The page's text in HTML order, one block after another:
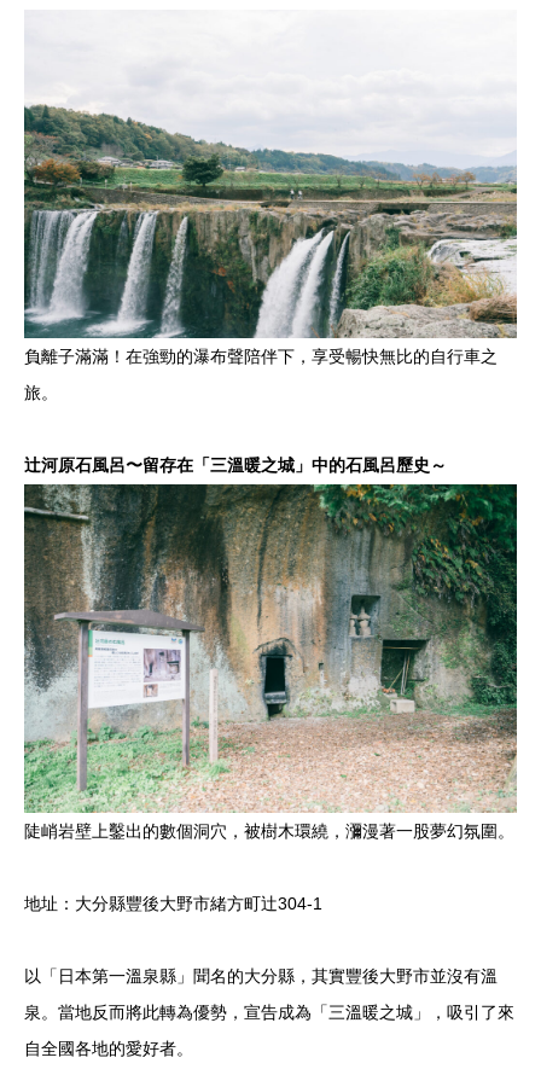
負離子滿滿！在強勁的瀑布聲陪伴下，享受暢快無比的自行車之
旅。
辻河原石風呂〜留存在「三溫暖之城」中的石風呂歷史～
陡峭岩壁上鑿出的數個洞穴，被樹木環繞，瀰漫著一股夢幻氛圍。
地址：大分縣豐後大野市緒方町辻304-1
以「日本第一溫泉縣」聞名的大分縣，其實豐後大野市並沒有溫
泉。當地反而將此轉為優勢，宣告成為「三溫暖之城」，吸引了來
自全國各地的愛好者。